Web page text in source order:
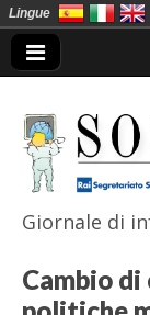
Giornale di
Cambio di
Lingue